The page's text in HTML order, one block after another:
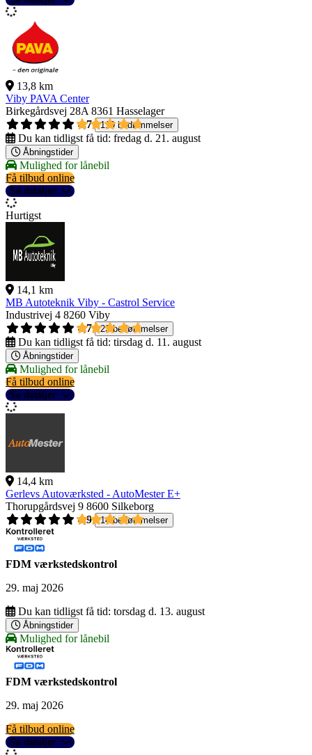
13,8 km
Viby PAVA Center
Birkegårdsvej 28A 8361 Hasselager
4,7
119 bedømmelser
Du kan tidligst få tid: fredag d. 21. august
Åbningstider
Mulighed for lånebil
Få tilbud online
Se detaljer
Hurtigst
14,1 km
MB Autoteknik Viby - Castrol Service
Industrivej 4 8260 Viby
4,7
23 bedømmelser
Du kan tidligst få tid: tirsdag d. 11. august
Åbningstider
Mulighed for lånebil
Få tilbud online
Se detaljer
14,4 km
Gerlevs Autoværksted - AutoMester E+
Thorupgårdsvej 9 8600 Silkeborg
4,9
14 bedømmelser
FDM værkstedskontrol
29. maj 2026
Du kan tidligst få tid: torsdag d. 13. august
Åbningstider
Mulighed for lånebil
FDM værkstedskontrol
29. maj 2026
Få tilbud online
Se detaljer